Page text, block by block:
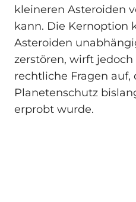
kleineren Asteroiden
kann. Die Kernoption
Asteroiden
zerstören, wirft
rechtliche Fragen auf,
Planetenschutz
erprobt wurde.